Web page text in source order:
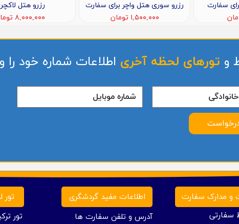
سفارت
رزرو سوری هتل واچر برای سفارت
۱,۵۰۰,۰۰۰ تومان
رزرو هتل
۸,۰۰۰,۰۰۰ تومان
و تورهای لحظه آخری اطلاعات شماره خود را
تور سفارتی
و مدارک سفارت تور
آدرس و تلفن سفارت ها
اطلاعات مفید گردشگری